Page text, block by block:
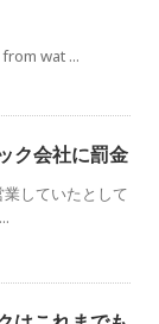
wat ...
ク会社に罰金
していたとして